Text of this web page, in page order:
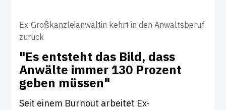
Ex-Großkanzleianwältin kehrt in den Anwaltsberuf
zurück
"Es ent­steht das Bild, dass
Anwälte immer 130 Pro­zent
geben müssen"
Seit einem Burnout arbeitet Ex-